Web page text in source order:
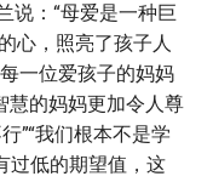
说：“母爱是一种巨
心，照亮了孩子人
一位爱孩子的妈妈
慧的妈妈更加令人尊
”“我们根本不是学
过低的期望值，这